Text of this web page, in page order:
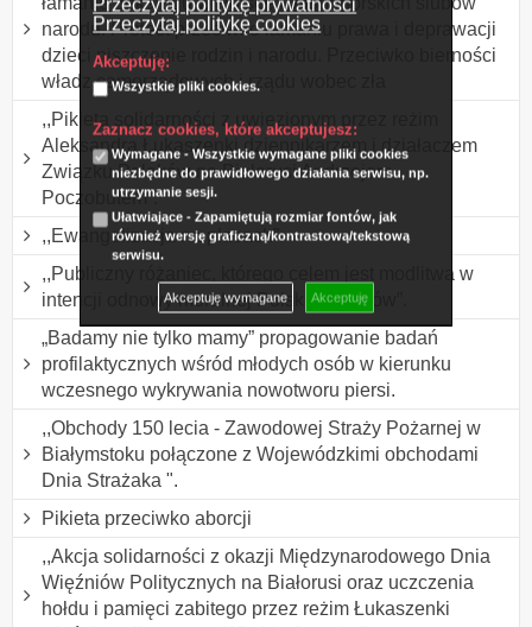
Przeczytaj politykę prywatności
Przeczytaj politykę cookies
Akceptuję:
Wszystkie pliki cookies.
Zaznacz cookies, które akceptujesz:
Wymagane - Wszystkie wymagane pliki cookies
niezbędne do prawidłowego działania serwisu, np.
utrzymanie sesji.
Ułatwiające - Zapamiętują rozmiar fontów, jak
również wersję graficzną/kontrastową/tekstową
serwisu.
Akceptuję wymagane Akceptuję
narodu. Protest przeciwko łamaniu prawa i deprawacji
dzieci niszczenie rodzin i narodu. Przeciwko bierności
władz samorządowych i rządu wobec zła
,,Pikieta solidarności z uwięzionym przez reżim
Aleksandra Łukaszenki dziennikarzem i działaczem
Związku Polaków na Białorusi Andrzejem
Poczobutem”.
,,Ewangelizacja na placach”.
,,Publiczny różaniec, którego celem jest modlitwa w
intencji odnowy moralnej Polski i Polaków”.
„Badamy nie tylko mamy” propagowanie badań
profilaktycznych wśród młodych osób w kierunku
wczesnego wykrywania nowotworu piersi.
,,Obchody 150 lecia - Zawodowej Straży Pożarnej w
Białymstoku połączone z Wojewódzkimi obchodami
Dnia Strażaka ".
Pikieta przeciwko aborcji
,,Akcja solidarności z okazji Międzynarodowego Dnia
Więźniów Politycznych na Białorusi oraz uczczenia
hołdu i pamięci zabitego przez reżim Łukaszenki